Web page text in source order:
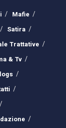
Mafie
Satira
Trattative
& Tv